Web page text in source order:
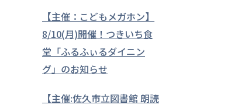
【主催：こどもメガホン】
8/10(月)開催！つきいち食
堂「ふるふぃるダイニン
グ」のお知らせ
【主催:佐久市立図書館 朗読